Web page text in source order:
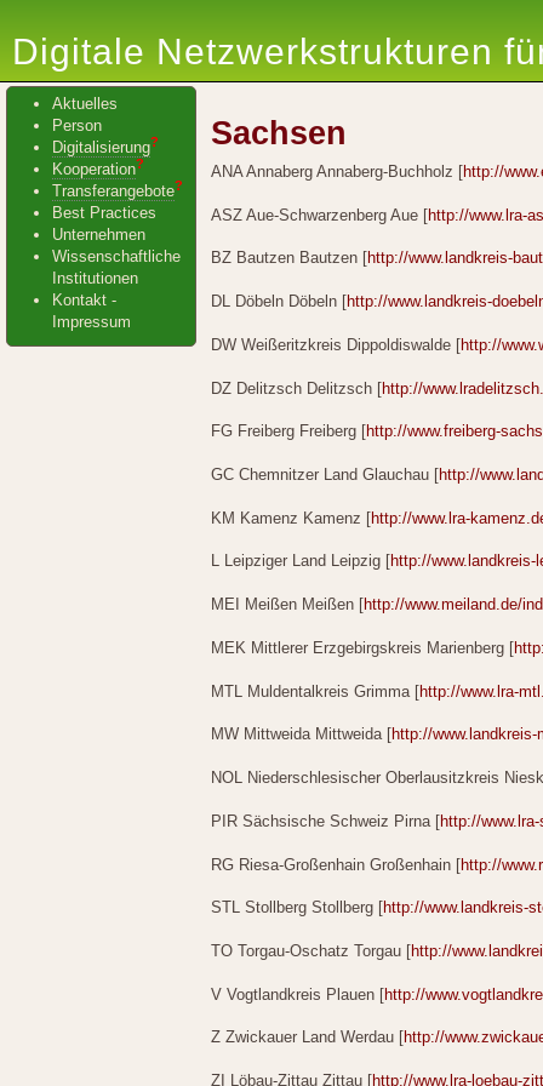
Digitale Netzwerkstrukturen
Aktuelles
Person
Digitalisierung?
Kooperation?
Transferangebote?
Best Practices
Unternehmen
Wissenschaftliche
Institutionen
Kontakt -
Impressum
Sachsen
ANA Annaberg Annaberg-Buchholz [http://
ASZ Aue-Schwarzenberg Aue [http://www.lra-
BZ Bautzen Bautzen [http://www.landkreis-
DL Döbeln Döbeln [http://www.landkreis-
DW Weißeritzkreis Dippoldiswalde [http://
DZ Delitzsch Delitzsch [http://
FG Freiberg Freiberg [http://www.freiberg-
GC Chemnitzer Land Glauchau [http://
KM Kamenz Kamenz [http://www.lra-
L Leipziger Land Leipzig [http://www.landkreis-
MEI Meißen Meißen [http://www.meiland.de/
MEK Mittlerer Erzgebirgskreis Marienberg [
MTL Muldentalkreis Grimma [http://www.lra-
MW Mittweida Mittweida [http://
NOL Niederschlesischer Oberlausitzkreis
PIR Sächsische Schweiz Pirna [http://
RG Riesa-Großenhain Großenhain [http://
STL Stollberg Stollberg [http://www.landkreis-
TO Torgau-Oschatz Torgau [http://
V Vogtlandkreis Plauen [http://
Z Zwickauer Land Werdau [http://
ZI Löbau-Zittau Zittau [http://www.lra-loebau-